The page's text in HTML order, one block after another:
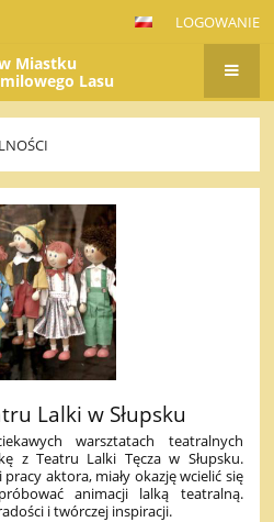
LOGOWANIE
Miastku
Lasu
Lalki w Słupsku
warsztatach teatralnych
z Teatru Lalki Tęcza w Słupsku.
aktora, miały okazję wcielić się
animacji lalką teatralną.
i twórczej inspiracji.